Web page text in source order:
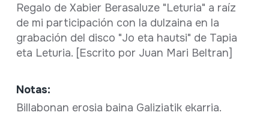
Regalo de Xabier Berasaluze "Leturia" a raíz
de mi participación con la dulzaina en la
grabación del disco "Jo eta hautsi" de Tapia
eta Leturia. [Escrito por Juan Mari Beltran]
Notas:
Billabonan erosia baina Galiziatik ekarria.